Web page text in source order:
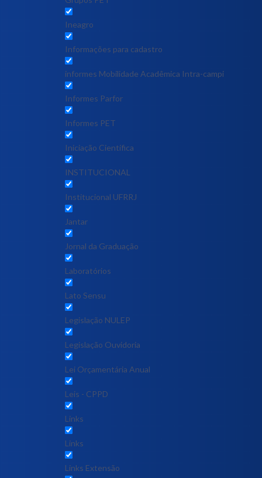
Ineagro
Informações para cadastro
informes Mobilidade Acadêmica Intra-campi
Informes Parfor
Informes PET
Iniciação Científica
INSTITUCIONAL
Institucional UFRRJ
Jantar
Jornal da Graduação
Laboratórios
Lato Sensu
Legislação NULEP
Legislação Ouvidoria
Lei Orçamentária Anual
Leis - CPPD
Links
Links
Links Extensão